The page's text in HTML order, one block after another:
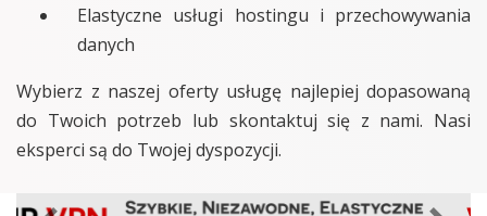
Elastyczne usługi hostingu i przechowywania
danych
Wybierz z naszej oferty usługę najlepiej dopasowaną
do Twoich potrzeb lub skontaktuj się z nami. Nasi
eksperci są do Twojej dyspozycji.